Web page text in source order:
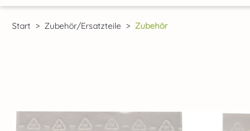
Start Zubehör/Ersatzteile Zubehör